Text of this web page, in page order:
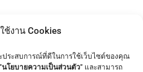
ช้งาน Cookies
ระสบการณ์ที่ดีในการใช้เว็บไซต์ของคุณ
"นโยบายความเป็นส่วนตัว"และสามารถ